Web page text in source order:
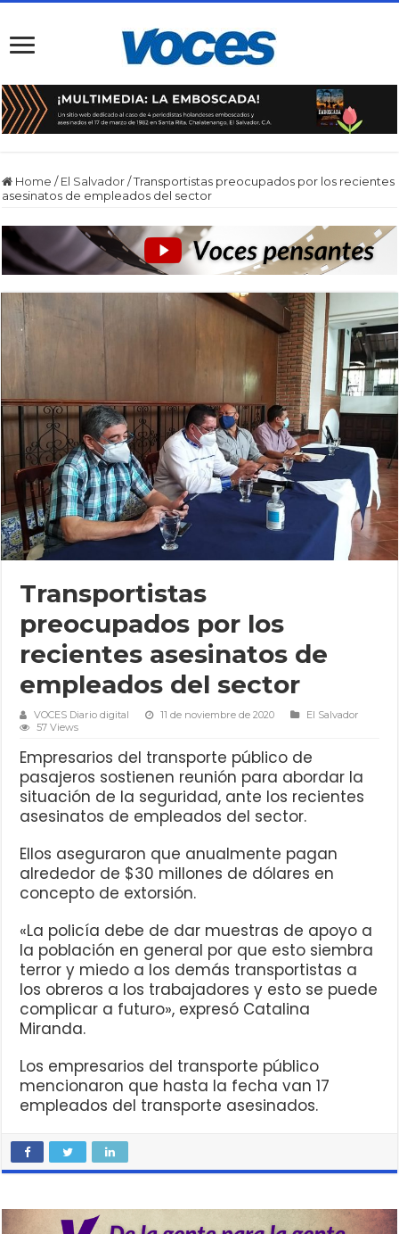
Home / El Salvador /Transportistas preocupados por los recientes
asesinatos de empleados del sector
Transportistas
preocupados por los
recientes asesinatos de
empleados del sector
VOCES Diario digital 11 de noviembre de 2020
El Salvador
57 Views
Empresarios del transporte público de
pasajeros sostienen reunión para abordar la
situación de la seguridad, ante los recientes
asesinatos de empleados del sector.
Ellos aseguraron que anualmente pagan
alrededor de $30 millones de dólares en
concepto de extorsión.
«La policía debe de dar muestras de apoyo a
la población en general por que esto siembra
terror y miedo a los demás transportistas a
los obreros a los trabajadores y esto se puede
complicar a futuro», expresó Catalina
Miranda.
Los empresarios del transporte público
mencionaron que hasta la fecha van 17
empleados del transporte asesinados.